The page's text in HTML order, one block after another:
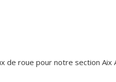
de roue pour notre section Aix